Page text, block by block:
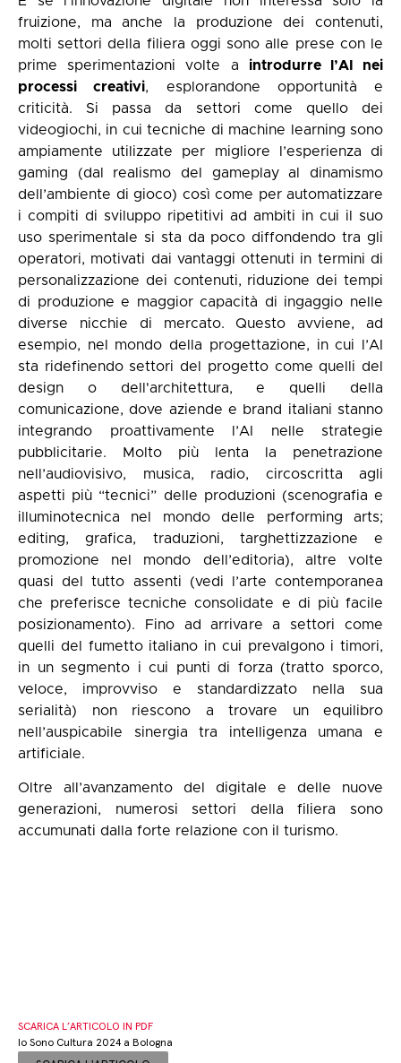
fruizione, ma anche la produzione dei contenuti,
molti settori della filiera oggi sono alle prese con le
prime sperimentazioni volte a introdurre l’AI nei
processi creativi, esplorandone opportunità e
criticità. Si passa da settori come quello dei
videogiochi, in cui tecniche di machine learning sono
ampiamente utilizzate per migliore l’esperienza di
gaming (dal realismo del gameplay al dinamismo
dell’ambiente di gioco) così come per automatizzare
i compiti di sviluppo ripetitivi ad ambiti in cui il suo
uso sperimentale si sta da poco diffondendo tra gli
operatori, motivati dai vantaggi ottenuti in termini di
personalizzazione dei contenuti, riduzione dei tempi
di produzione e maggior capacità di ingaggio nelle
diverse nicchie di mercato. Questo avviene, ad
esempio, nel mondo della progettazione, in cui l’AI
sta ridefinendo settori del progetto come quelli del
design o dell'architettura, e quelli della
comunicazione, dove aziende e brand italiani stanno
integrando proattivamente l’AI nelle strategie
pubblicitarie. Molto più lenta la penetrazione
nell’audiovisivo, musica, radio, circoscritta agli
aspetti più “tecnici” delle produzioni (scenografia e
illuminotecnica nel mondo delle performing arts;
editing, grafica, traduzioni, targhettizzazione e
promozione nel mondo dell’editoria), altre volte
quasi del tutto assenti (vedi l’arte contemporanea
che preferisce tecniche consolidate e di più facile
posizionamento). Fino ad arrivare a settori come
quelli del fumetto italiano in cui prevalgono i timori,
in un segmento i cui punti di forza (tratto sporco,
veloce, improvviso e standardizzato nella sua
serialità) non riescono a trovare un equilibro
nell’auspicabile sinergia tra intelligenza umana e
artificiale.
Oltre all’avanzamento del digitale e delle nuove
generazioni, numerosi settori della filiera sono
accumunati dalla forte relazione con il turismo.
SCARICA L’ARTICOLO IN PDF
Io Sono Cultura 2024 a Bologna